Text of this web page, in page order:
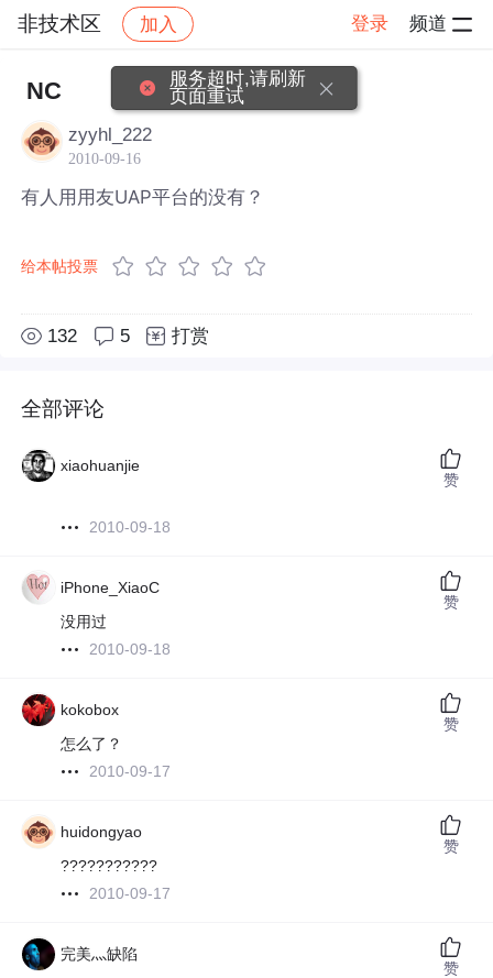
非技术区 加入 登录 频道
社区 非技术区 帖子详情
NC
zyyhl_222
2010-09-16
有人用用友UAP平台的没有？
给本帖投票
132 5 打赏
全部评论
xiaohuanjie
2010-09-18
赞
iPhone_XiaoC
没用过
2010-09-18
赞
kokobox
怎么了？
2010-09-17
赞
huidongyao
???????????
2010-09-17
赞
完美灬缺陷
赞
服务超时,请刷新
页面重试